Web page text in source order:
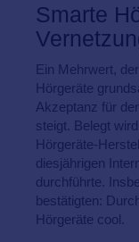
Smarte
Ein Mehrwert,
Hörgeräte
Akzeptanz für
steigt. Belegt
Hörgeräte-
diesjährigen
durchführte.
bestätigten:
Hörgeräte cool.